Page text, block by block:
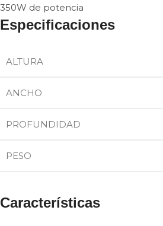
350W de potencia
Especificaciones
ALTURA
ANCHO
PROFUNDIDAD
PESO
Características